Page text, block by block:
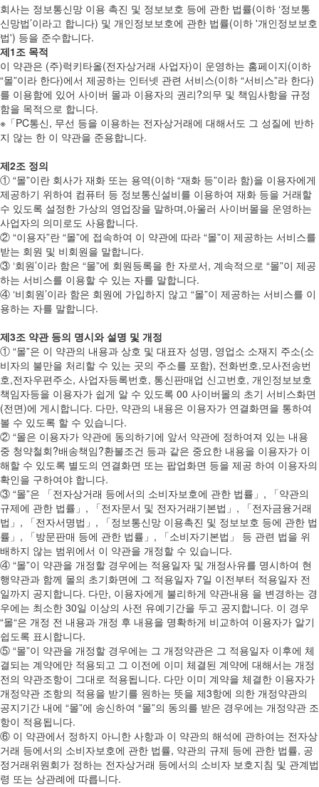
회사는 정보통신망 이용 촉진 및 정보보호 등에 관한 법률(이하 ‘정보통
신망법’이라고 합니다) 및 개인정보보호에 관한 법률(이하 '개인정보보호
법') 등을 준수합니다.
제1조 목적
이 약관은 (주)럭키타올(전자상거래 사업자)이 운영하는 홈페이지(이하
“몰”이라 한다)에서 제공하는 인터넷 관련 서비스(이하 “서비스”라 한다)
를 이용함에 있어 사이버 몰과 이용자의 권리?의무 및 책임사항을 규정
함을 목적으로 합니다.
※「PC통신, 무선 등을 이용하는 전자상거래에 대해서도 그 성질에 반하
지 않는 한 이 약관을 준용합니다.
제2조 정의
① “몰”이란 회사가 재화 또는 용역(이하 “재화 등”이라 함)을 이용자에게
제공하기 위하여 컴퓨터 등 정보통신설비를 이용하여 재화 등을 거래할
수 있도록 설정한 가상의 영업장을 말하며,아울러 사이버몰을 운영하는
사업자의 의미로도 사용합니다.
② “이용자”란 “몰”에 접속하여 이 약관에 따라 “몰”이 제공하는 서비스를
받는 회원 및 비회원을 말합니다.
③ ‘회원’이라 함은 “몰”에 회원등록을 한 자로서, 계속적으로 “몰”이 제공
하는 서비스를 이용할 수 있는 자를 말합니다.
④ ‘비회원’이라 함은 회원에 가입하지 않고 “몰”이 제공하는 서비스를 이
용하는 자를 말합니다.
제3조 약관 등의 명시와 설명 및 개정
① “몰”은 이 약관의 내용과 상호 및 대표자 성명, 영업소 소재지 주소(소
비자의 불만을 처리할 수 있는 곳의 주소를 포함), 전화번호,모사전송번
호,전자우편주소, 사업자등록번호, 통신판매업 신고번호, 개인정보보호
책임자등을 이용자가 쉽게 알 수 있도록 00 사이버몰의 초기 서비스화면
(전면)에 게시합니다. 다만, 약관의 내용은 이용자가 연결화면을 통하여
볼 수 있도록 할 수 있습니다.
② “몰은 이용자가 약관에 동의하기에 앞서 약관에 정하여져 있는 내용
중 청약철회?배송책임?환불조건 등과 같은 중요한 내용을 이용자가 이
해할 수 있도록 별도의 연결화면 또는 팝업화면 등을 제공 하여 이용자의
확인을 구하여야 합니다.
③ “몰”은 「전자상거래 등에서의 소비자보호에 관한 법률」, 「약관의
규제에 관한 법률」, 「전자문서 및 전자거래기본법」, 「전자금융거래
법」, 「전자서명법」, 「정보통신망 이용촉진 및 정보보호 등에 관한 법
률」, 「방문판매 등에 관한 법률」, 「소비자기본법」 등 관련 법을 위
배하지 않는 범위에서 이 약관을 개정할 수 있습니다.
④ “몰”이 약관을 개정할 경우에는 적용일자 및 개정사유를 명시하여 현
행약관과 함께 몰의 초기화면에 그 적용일자 7일 이전부터 적용일자 전
일까지 공지합니다. 다만, 이용자에게 불리하게 약관내용 을 변경하는 경
우에는 최소한 30일 이상의 사전 유예기간을 두고 공지합니다. 이 경우
“몰“은 개정 전 내용과 개정 후 내용을 명확하게 비교하여 이용자가 알기
쉽도록 표시합니다.
⑤ “몰”이 약관을 개정할 경우에는 그 개정약관은 그 적용일자 이후에 체
결되는 계약에만 적용되고 그 이전에 이미 체결된 계약에 대해서는 개정
전의 약관조항이 그대로 적용됩니다. 다만 이미 계약을 체결한 이용자가
개정약관 조항의 적용을 받기를 원하는 뜻을 제3항에 의한 개정약관의
공지기간 내에 “몰”에 송신하여 “몰”의 동의를 받은 경우에는 개정약관 조
항이 적용됩니다.
⑥ 이 약관에서 정하지 아니한 사항과 이 약관의 해석에 관하여는 전자상
거래 등에서의 소비자보호에 관한 법률, 약관의 규제 등에 관한 법률, 공
정거래위원회가 정하는 전자상거래 등에서의 소비자 보호지침 및 관계법
령 또는 상관례에 따릅니다.